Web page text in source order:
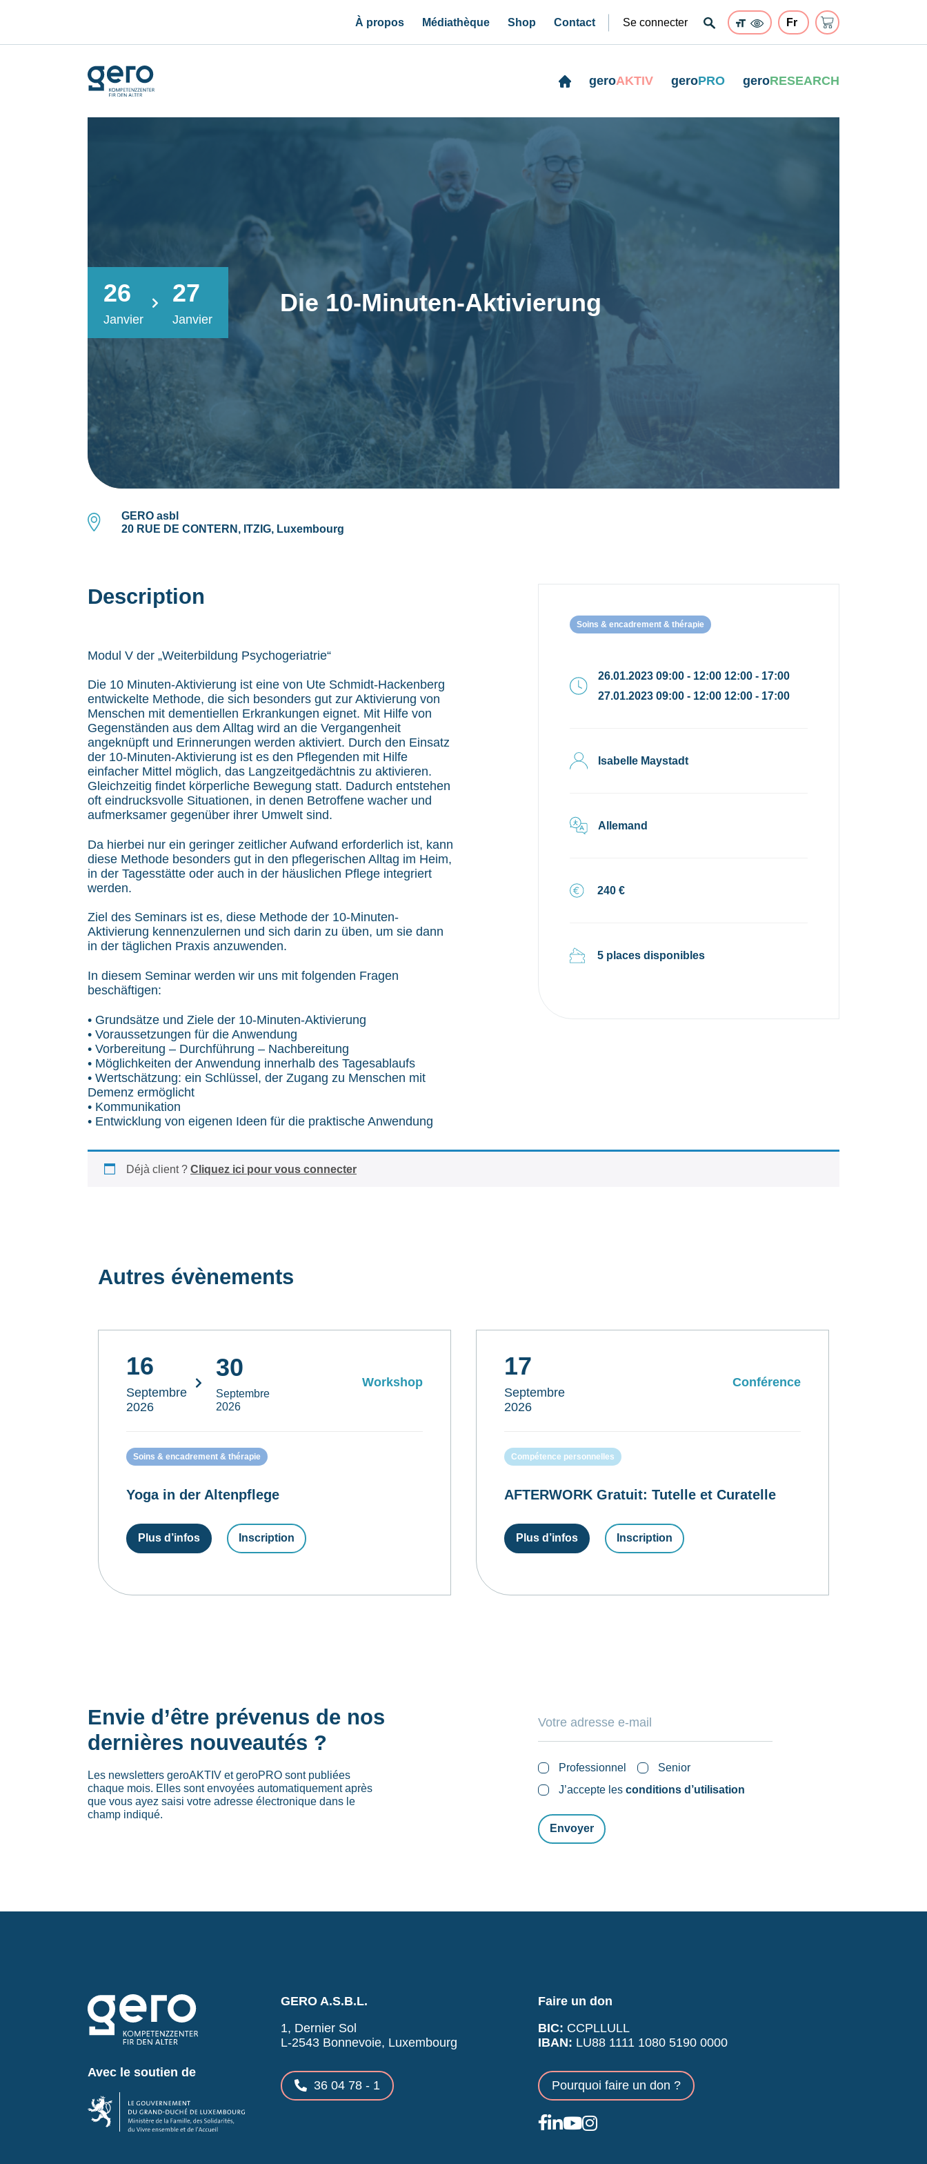
À propos Médiathèque Shop Contact Se connecter
geroAKTIV geroPRO geroRESEARCH
26
Janvier
27
Janvier
Die 10-Minuten-Aktivierung
GERO asbl
20 RUE DE CONTERN, ITZIG, Luxembourg
Description
Modul V der „Weiterbildung Psychogeriatrie“
Die 10 Minuten-Aktivierung ist eine von Ute Schmidt-Hackenberg
entwickelte Methode, die sich besonders gut zur Aktivierung von
Menschen mit dementiellen Erkrankungen eignet. Mit Hilfe von
Gegenständen aus dem Alltag wird an die Vergangenheit
angeknüpft und Erinnerungen werden aktiviert. Durch den Einsatz
der 10-Minuten-Aktivierung ist es den Pflegenden mit Hilfe
einfacher Mittel möglich, das Langzeitgedächtnis zu aktivieren.
Gleichzeitig findet körperliche Bewegung statt. Dadurch entstehen
oft eindrucksvolle Situationen, in denen Betroffene wacher und
aufmerksamer gegenüber ihrer Umwelt sind.
Da hierbei nur ein geringer zeitlicher Aufwand erforderlich ist, kann
diese Methode besonders gut in den pflegerischen Alltag im Heim,
in der Tagesstätte oder auch in der häuslichen Pflege integriert
werden.
Ziel des Seminars ist es, diese Methode der 10-Minuten-
Aktivierung kennenzulernen und sich darin zu üben, um sie dann
in der täglichen Praxis anzuwenden.
In diesem Seminar werden wir uns mit folgenden Fragen
beschäftigen:
• Grundsätze und Ziele der 10-Minuten-Aktivierung
• Voraussetzungen für die Anwendung
• Vorbereitung – Durchführung – Nachbereitung
• Möglichkeiten der Anwendung innerhalb des Tagesablaufs
• Wertschätzung: ein Schlüssel, der Zugang zu Menschen mit
Demenz ermöglicht
• Kommunikation
• Entwicklung von eigenen Ideen für die praktische Anwendung
Soins & encadrement & thérapie
26.01.2023 09:00 - 12:00 12:00 - 17:00
27.01.2023 09:00 - 12:00 12:00 - 17:00
Isabelle Maystadt
Allemand
240 €
5 places disponibles
Déjà client ? Cliquez ici pour vous connecter
Autres évènements
16
Septembre
2026
30
Septembre
2026
Workshop
Soins & encadrement & thérapie
Yoga in der Altenpflege
Plus d’infos Inscription
17
Septembre
2026
Conférence
Compétence personnelles
AFTERWORK Gratuit: Tutelle et Curatelle
Plus d’infos Inscription
Envie d’être prévenus de nos
dernières nouveautés ?
Les newsletters geroAKTIV et geroPRO sont publiées
chaque mois. Elles sont envoyées automatiquement après
que vous ayez saisi votre adresse électronique dans le
champ indiqué.
Professionnel
Senior
J’accepte lesconditions d’utilisation
Avec le soutien de
GERO A.S.B.L.
1, Dernier Sol
L-2543 Bonnevoie, Luxembourg
36 04 78 - 1
Faire un don
BIC: CCPLLULL
IBAN: LU88 1111 1080 5190 0000
Pourquoi faire un don ?